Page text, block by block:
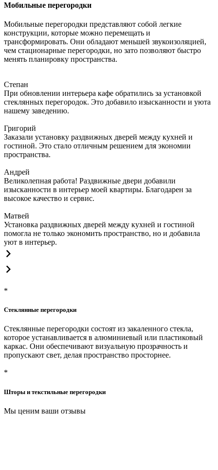
Мобильные перегородки
Мобильные перегородки представляют собой легкие
конструкции, которые можно перемещать и
трансформировать. Они обладают меньшей звукоизоляцией,
чем стационарные перегородки, но зато позволяют быстро
менять планировку пространства.
Степан
При обновлении интерьера кафе обратились за установкой
стеклянных перегородок. Это добавило изысканности и уюта
нашему заведению.
Григорий
Заказали установку раздвижных дверей между кухней и
гостиной. Это стало отличным решением для экономии
пространства.
Андрей
Великолепная работа! Раздвижные двери добавили
изысканности в интерьер моей квартиры. Благодарен за
высокое качество и сервис.
Матвей
Установка раздвижных дверей между кухней и гостиной
помогла не только экономить пространство, но и добавила
уют в интерьер.
*
Стеклянные перегородки
Стеклянные перегородки состоят из закаленного стекла,
которое устанавливается в алюминиевый или пластиковый
каркас. Они обеспечивают визуальную прозрачность и
пропускают свет, делая пространство просторнее.
*
Шторы и текстильные перегородки
Мы ценим ваши отзывы